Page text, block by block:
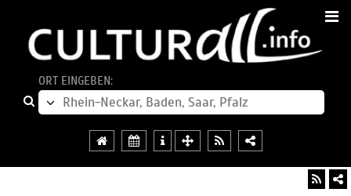
ORT EINGEBEN: